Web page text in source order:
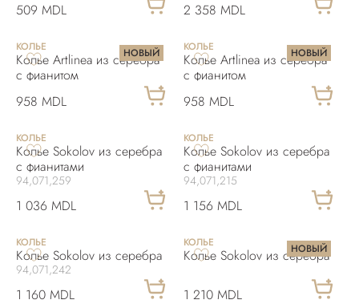
509 MDL 2 358 MDL
НОВЫЙ
КОЛЬЕ
Колье Artlinea из серебра
с фианитом
958 MDL
НОВЫЙ
КОЛЬЕ
Колье Artlinea из серебра
с фианитом
958 MDL
КОЛЬЕ
Колье Sokolov из серебра
с фианитами
94,071,259
1 036 MDL
КОЛЬЕ
Колье Sokolov из серебра
с фианитами
94,071,215
1 156 MDL
КОЛЬЕ
Колье Sokolov из серебра
94,071,242
1 160 MDL
НОВЫЙ
КОЛЬЕ
Колье Sokolov из серебра
1 210 MDL